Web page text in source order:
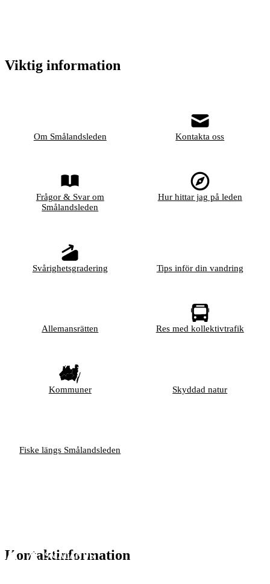
Viktig information
Om Smålandsleden Kontakta oss
Frågor & Svar om
Smålandsleden
Hur hittar jag på leden
Svårighetsgradering Tips inför din vandring
Allemansrätten Res med kollektivtrafik
Kommuner Skyddad natur
Fiske längs Smålandsleden
Kontaktinformation